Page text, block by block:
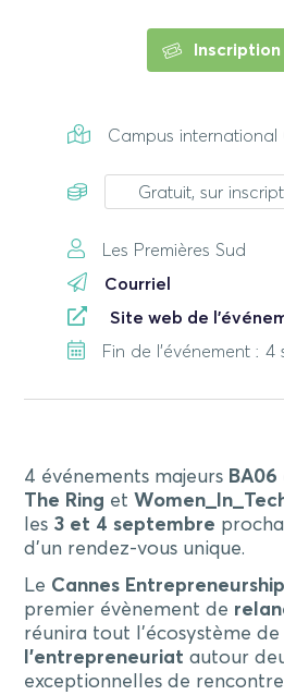
Inscription
Campus international
Gratuit, sur
Les Premières Sud
Courriel
Site web de
Fin de l'événement : 4
4 événements majeurs
The Ring et
les 3 et 4 septembre
d’un rendez-vous unique.
Le Cannes
premier évènement de
réunira tout l’écosystème
l’entrepreneuriat autour
exceptionnelles de